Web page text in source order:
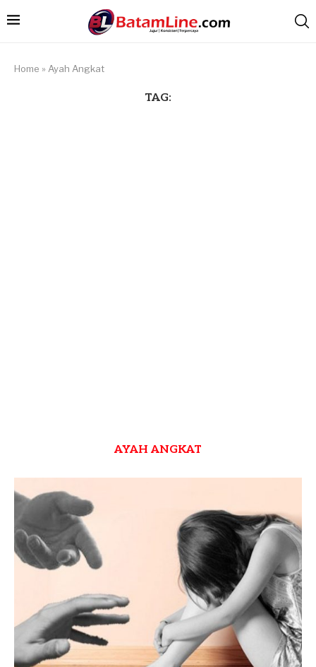
Home » Ayah Angkat
TAG:
AYAH ANGKAT